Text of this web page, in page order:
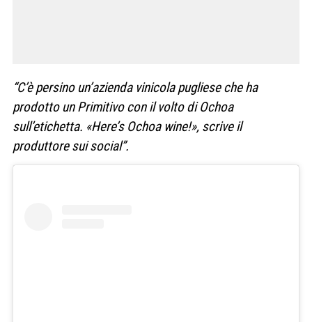
“C’è persino un’azienda vinicola pugliese che ha
prodotto un Primitivo con il volto di Ochoa
sull’etichetta. «Here’s Ochoa wine!», scrive il
produttore sui social”.